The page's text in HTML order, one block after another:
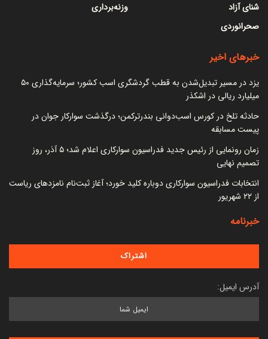
شنای آزاد
صحرانوردی
وزنه‌برداری
خبرهای اخیر
یزد در مسیر تبدیل‌شدن به قطب گردشگری اسب کشور؛ سرمایه‌گذاری ۵۰
میلیارد ریالی در اشکذر
حادثه تلخ در کورس اسب‌دوانی بندرترکمن؛ درگذشت سوارکار جوان در
پیست مسابقه
زمان رونمایی از رئیس جدید فدراسیون سوارکاری اعلام شد؛ ۵ آذر، روز
تصمیم نهایی
انتخابات فدراسیون سوارکاری دوباره کلید خورد؛ آغاز ثبت‌نام نامزدهای ریاست
از ۲۲ شهریور
خبرنامه
آدرس ایمیل: